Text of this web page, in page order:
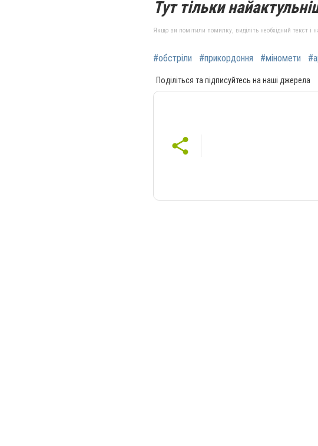
Тут тільки
Якщо ви помітили помилку, виділіть необхідний текст і
#обстріли #прикордоння #міномети
Поділіться та підписуйтесь на наші джерела